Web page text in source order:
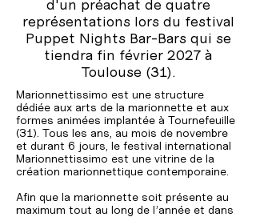
d'un préachat de quatre
représentations lors du festival
Puppet Nights Bar-Bars qui se
tiendra fin février 2027 à
Toulouse (31).
Marionnettissimo est une structure
dédiée aux arts de la marionnette et aux
formes animées implantée à Tournefeuille
(31). Tous les ans, au mois de novembre
et durant 6 jours, le festival international
Marionnettissimo est une vitrine de la
création marionnettique contemporaine.
Afin que la marionnette soit présente au
maximum tout au long de l’année et dans